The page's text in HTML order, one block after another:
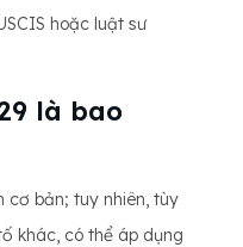
hoặc luật sư
là bao
cơ bản; tuy nhiên, tùy
khác, có thể áp dụng